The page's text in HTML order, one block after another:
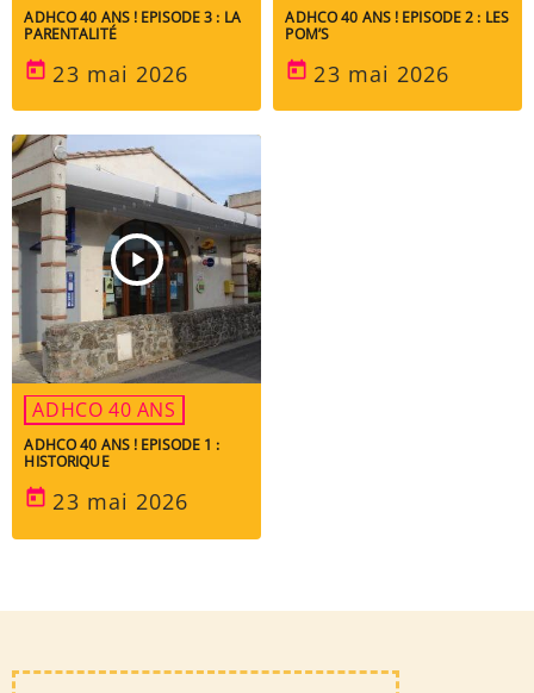
ADHCO 40 ANS ! EPISODE 3 : LA
PARENTALITÉ
today 23 mai 2026
ADHCO 40 ANS ! EPISODE 2 : LES
POM’S
today 23 mai 2026
play_arrow
ADHCO 40 ANS
ADHCO 40 ANS ! EPISODE 1 :
HISTORIQUE
today 23 mai 2026